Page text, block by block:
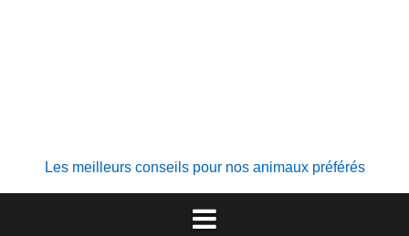
Les meilleurs conseils pour nos animaux préférés